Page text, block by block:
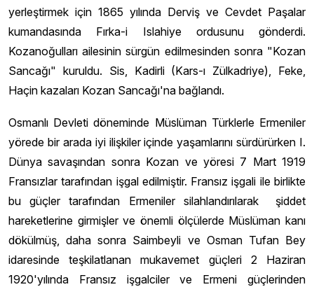
yerleştirmek için 1865 yılında Derviş ve Cevdet Paşalar
kumandasında Fırka-i Islahiye ordusunu gönderdi.
Kozanoğulları ailesinin sürgün edilmesinden sonra "Kozan
Sancağı" kuruldu. Sis, Kadirli (Kars-ı Zülkadriye), Feke,
Haçin kazaları Kozan Sancağı'na bağlandı.
Osmanlı Devleti döneminde Müslüman Türklerle Ermeniler
yörede bir arada iyi ilişkiler içinde yaşamlarını sürdürürken I.
Dünya savaşından sonra Kozan ve yöresi 7 Mart 1919
Fransızlar tarafından işgal edilmiştir. Fransız işgali ile birlikte
bu güçler tarafından Ermeniler silahlandırılarak şiddet
hareketlerine girmişler ve önemli ölçülerde Müslüman kanı
dökülmüş, daha sonra Saimbeyli ve Osman Tufan Bey
idaresinde teşkilatlanan mukavemet güçleri 2 Haziran
1920'yılında Fransız işgalciler ve Ermeni güçlerinden